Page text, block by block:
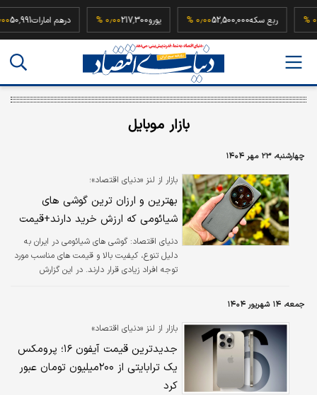
۰٫۰۰ % ربع سکه52,500,000 ۰٫۰۰ % یورو217,300 ۰٫۰۰ % درهم امارات
بازار موبايل
چهارشنبه، ۲۳ مهر ۱۴۰۴
بازار از لنز «دنیای اقتصاد»؛
بهترین و ارزان ترین گوشی های
شیائومی که ارزش خرید دارند+قیمت
دنیای اقتصاد: گوشی های شیائومی در ایران به
دلیل تنوع، کیفیت بالا و قیمت های مناسب مورد
توجه افراد زیادی قرار دارند. در این گزارش
جمعه، ۱۴ شهریور ۱۴۰۴
بازار از لنز «دنیای اقتصاد»
جدیدترین قیمت آیفون ۱۶؛ پرومکس
یک ترابایتی از ۲۰۰میلیون تومان عبور
کرد